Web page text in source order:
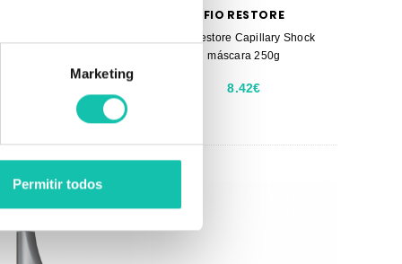
Marketing
Permitir todos
FIO RESTORE
Fio Restore Capillary Shock
máscara 250g
8.42€